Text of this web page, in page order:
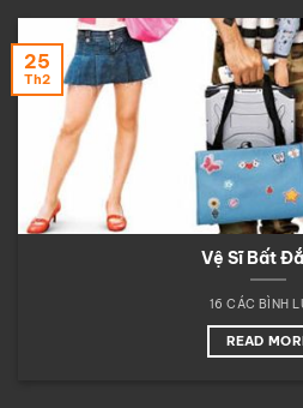
Vệ Sĩ Bất
16 CÁC BÌNH
READ
25
Th2